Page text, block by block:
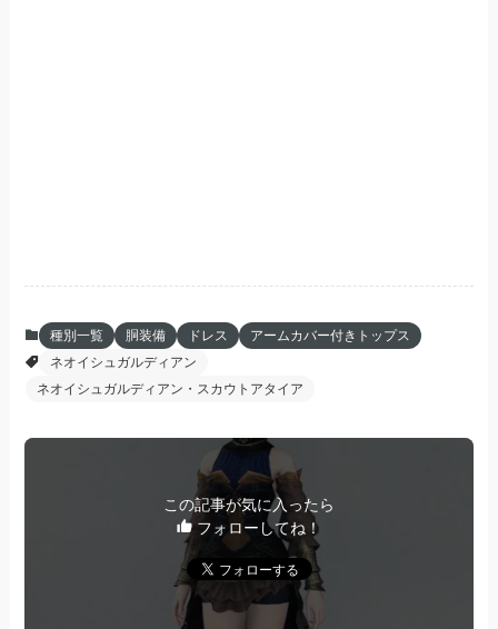
種別一覧 胴装備 ドレス
アームカバー付きトップス
ネオイシュガルディアン
ネオイシュガルディアン・スカウトアタイア
この記事が気に入ったら
フォローしてね！